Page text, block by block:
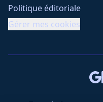
Politique éditoriale
Gérer mes cookies